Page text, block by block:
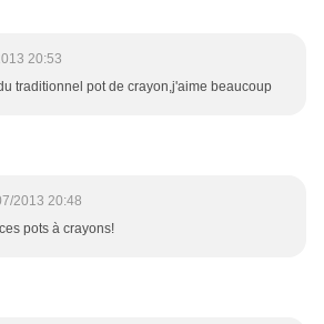
20:53
traditionnel pot de crayon,j'aime beaucoup
2013 20:48
pots à crayons!